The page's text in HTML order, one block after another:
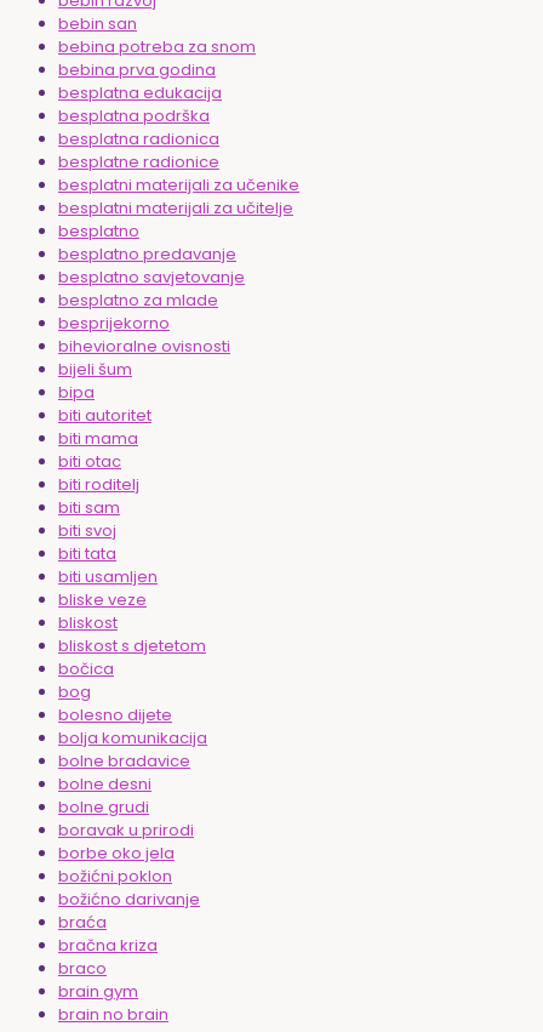
bebin san
bebina potreba za snom
bebina prva godina
besplatna edukacija
besplatna podrška
besplatna radionica
besplatne radionice
besplatni materijali za učenike
besplatni materijali za učitelje
besplatno
besplatno predavanje
besplatno savjetovanje
besplatno za mlade
besprijekorno
bihevioralne ovisnosti
bijeli šum
bipa
biti autoritet
biti mama
biti otac
biti roditelj
biti sam
biti svoj
biti tata
biti usamljen
bliske veze
bliskost
bliskost s djetetom
bočica
bog
bolesno dijete
bolja komunikacija
bolne bradavice
bolne desni
bolne grudi
boravak u prirodi
borbe oko jela
božićni poklon
božićno darivanje
braća
bračna kriza
braco
brain gym
brain no brain